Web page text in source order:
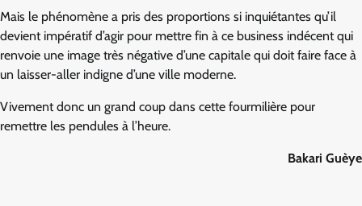
Mais le phénomène a pris des proportions si inquiétantes qu’il
devient impératif d’agir pour mettre fin à ce business indécent qui
renvoie une image très négative d’une capitale qui doit faire face à
un laisser-aller indigne d’une ville moderne.
Vivement donc un grand coup dans cette fourmilière pour
remettre les pendules à l’heure.
Bakari Guèye